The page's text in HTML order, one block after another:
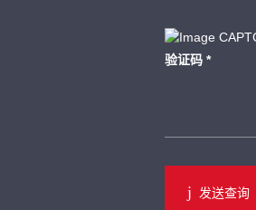
验证码 *
发送查询